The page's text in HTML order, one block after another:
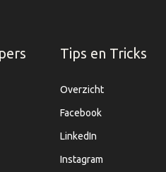
Tips en Tricks
Overzicht
Facebook
LinkedIn
Instagram